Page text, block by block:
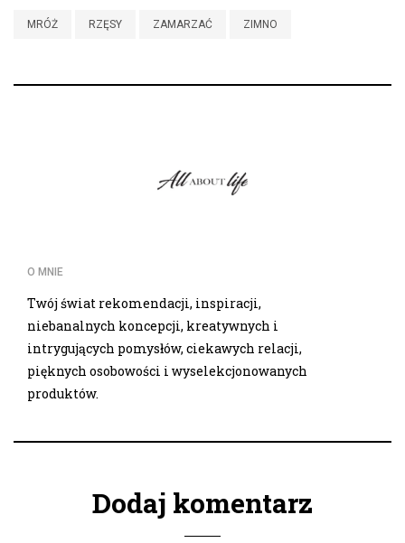
MRÓŻ RZĘSY ZAMARZAĆ ZIMNO
O MNIE
Twój świat rekomendacji, inspiracji,
niebanalnych koncepcji, kreatywnych i
intrygujących pomysłów, ciekawych relacji,
pięknych osobowości i wyselekcjonowanych
produktów.
Dodaj komentarz